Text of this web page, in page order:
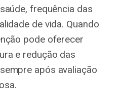
frequência das
de vida. Quando
pode oferecer
e redução das
após avaliação